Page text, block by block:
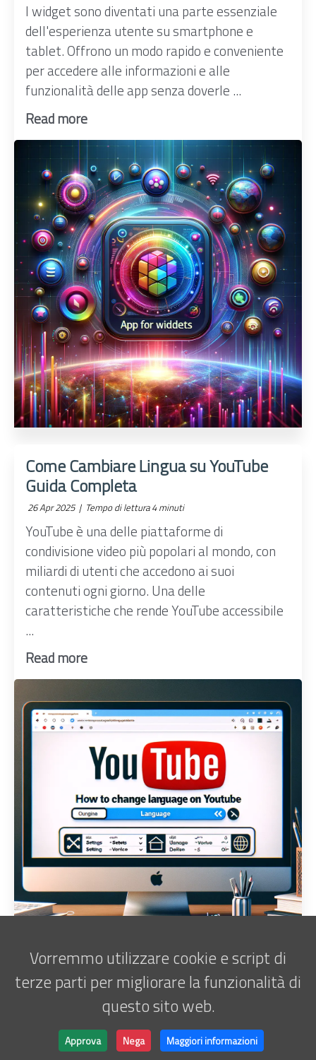
I widget sono diventati una parte essenziale
dell'esperienza utente su smartphone e
tablet. Offrono un modo rapido e conveniente
per accedere alle informazioni e alle
funzionalità delle app senza doverle ...
Read more
Come Cambiare Lingua su YouTube
Guida Completa
26 Apr 2025 | Tempo di lettura 4 minuti
YouTube è una delle piattaforme di
condivisione video più popolari al mondo, con
miliardi di utenti che accedono ai suoi
contenuti ogni giorno. Una delle
caratteristiche che rende YouTube accessibile
...
Read more
Iscriviti alla newsletter
Marco Antani • © 2025 •ATATOR
Powered byHugo&Lightbi.Made with ❤ byBino
Vorremmo utilizzare cookie e script di
terze parti per migliorare la funzionalità di
questo sito web.
Approva Nega Maggiori informazioni